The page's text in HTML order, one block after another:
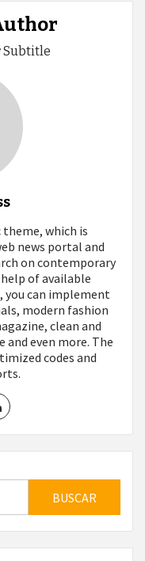
Subtitle
which is
news portal and
on contemporary
of available
you can implement
modern fashion
clean and
even more. The
codes and